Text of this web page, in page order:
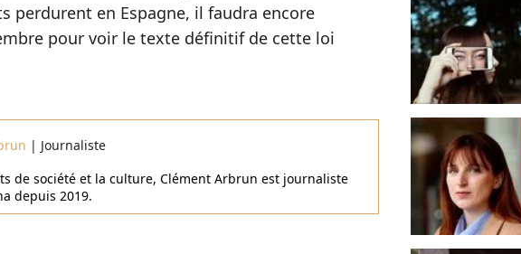
perdurent en Espagne, il faudra encore
pour voir le texte définitif de cette loi
| Journaliste
de société et la culture, Clément Arbrun est journaliste
depuis 2019.